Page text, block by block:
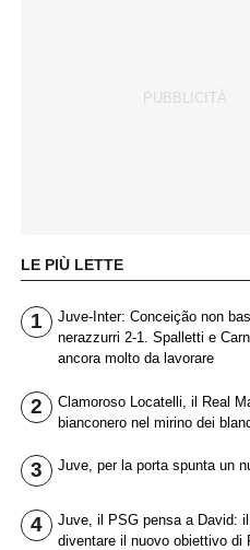
LE PIÙ LETTE
1
Juve-Inter: Conceição non
nerazzurri 2-1. Spalletti e
ancora molto da lavorare
2
Clamoroso Locatelli, il Real
bianconero nel mirino dei
3 Juve, per la porta spunta un
4
Juve, il PSG pensa a David:
diventare il nuovo obiettivo di